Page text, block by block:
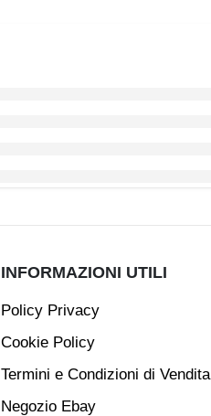
INFORMAZIONI UTILI
Policy Privacy
Cookie Policy
Termini e Condizioni di Vendita
Negozio Ebay